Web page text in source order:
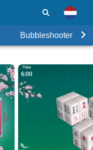
Bubbleshooter